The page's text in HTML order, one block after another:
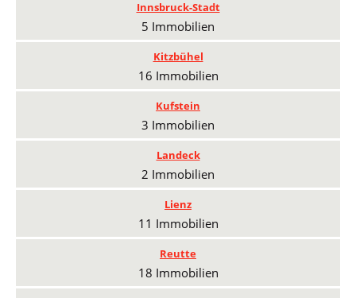
Innsbruck-Stadt
5 Immobilien
Kitzbühel
16 Immobilien
Kufstein
3 Immobilien
Landeck
2 Immobilien
Lienz
11 Immobilien
Reutte
18 Immobilien